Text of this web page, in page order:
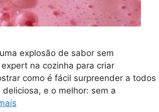
explosão de sabor sem
na cozinha para criar
como é fácil surpreender a todos
e o melhor: sem a